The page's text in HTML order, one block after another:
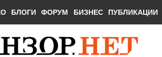
БЛОГИ ФОРУМ БИЗНЕС ПУБЛИКАЦИИ